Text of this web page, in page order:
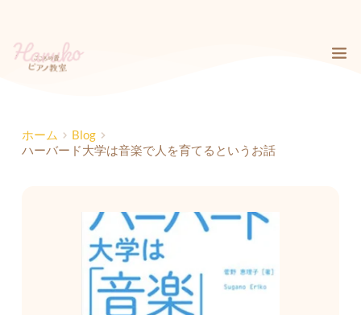
ホーム
Blog
ハーバード大学は音楽で人を育てるというお話